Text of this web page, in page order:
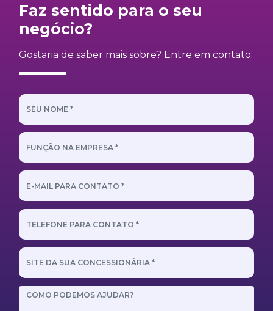
Faz sentido para o seu
negócio?
Gostaria de saber mais sobre? Entre em contato.